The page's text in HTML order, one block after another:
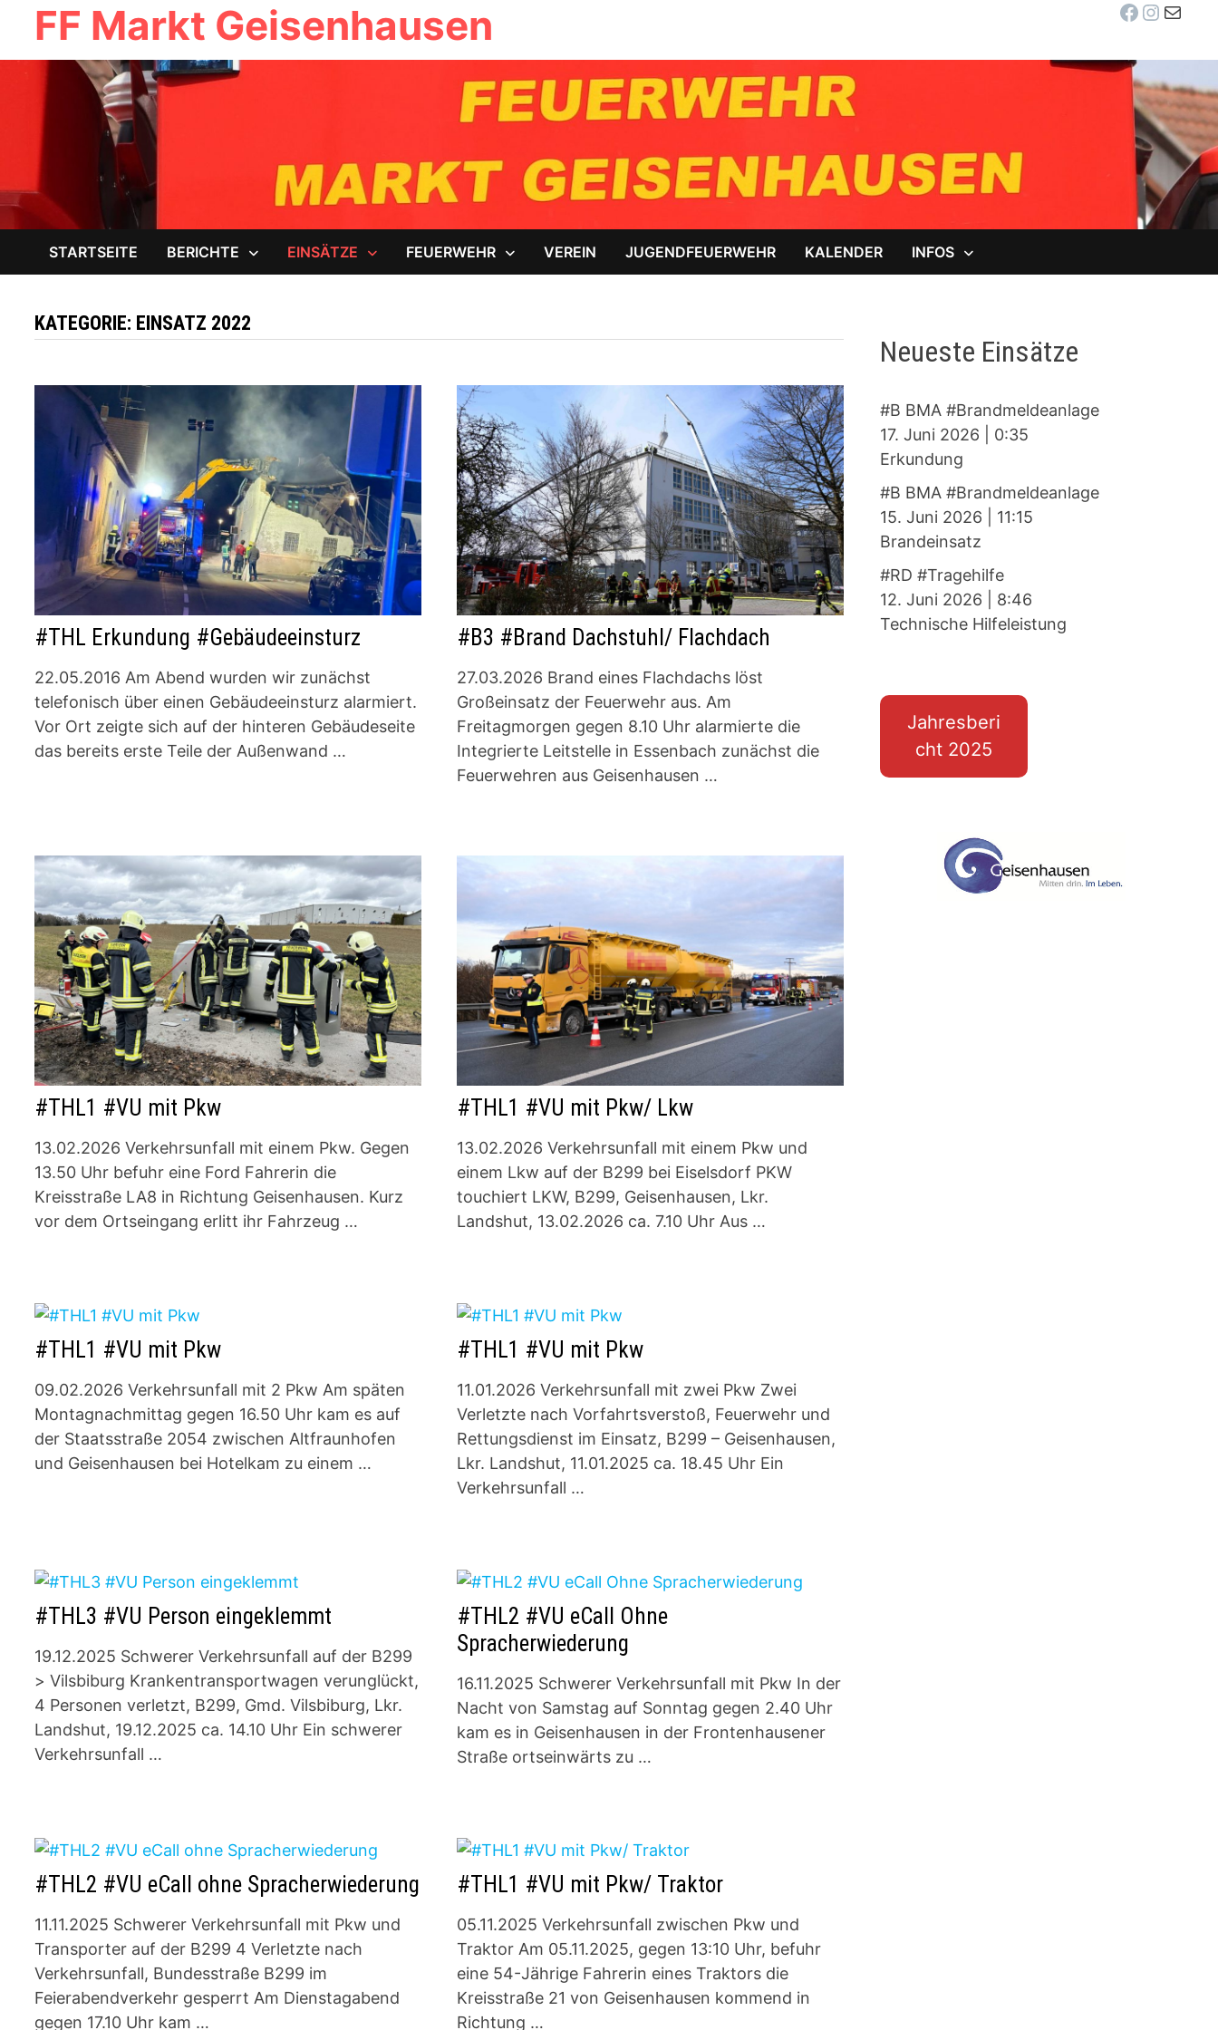
Inhalt
springen
FF Markt Geisenhausen Facebook
E-Mail
STARTSEITE BERICHTE EINSÄTZE FEUERWEHR VEREIN JUGENDFEUERWEHR KALENDER INFOS
KATEGORIE: EINSATZ 2022
#THL Erkundung #Gebäudeeinsturz
22.05.2016 Am Abend wurden wir zunächst
telefonisch über einen Gebäudeeinsturz alarmiert.
Vor Ort zeigte sich auf der hinteren Gebäudeseite
das bereits erste Teile der Außenwand …
#B3 #Brand Dachstuhl/ Flachdach
27.03.2026 Brand eines Flachdachs löst
Großeinsatz der Feuerwehr aus. Am
Freitagmorgen gegen 8.10 Uhr alarmierte die
Integrierte Leitstelle in Essenbach zunächst die
Feuerwehren aus Geisenhausen …
#THL1 #VU mit Pkw
13.02.2026 Verkehrsunfall mit einem Pkw. Gegen
13.50 Uhr befuhr eine Ford Fahrerin die
Kreisstraße LA8 in Richtung Geisenhausen. Kurz
vor dem Ortseingang erlitt ihr Fahrzeug …
#THL1 #VU mit Pkw/ Lkw
13.02.2026 Verkehrsunfall mit einem Pkw und
einem Lkw auf der B299 bei Eiselsdorf PKW
touchiert LKW, B299, Geisenhausen, Lkr.
Landshut, 13.02.2026 ca. 7.10 Uhr Aus …
#THL1 #VU mit Pkw
09.02.2026 Verkehrsunfall mit 2 Pkw Am späten
Montagnachmittag gegen 16.50 Uhr kam es auf
der Staatsstraße 2054 zwischen Altfraunhofen
und Geisenhausen bei Hotelkam zu einem …
#THL1 #VU mit Pkw
11.01.2026 Verkehrsunfall mit zwei Pkw Zwei
Verletzte nach Vorfahrtsverstoß, Feuerwehr und
Rettungsdienst im Einsatz, B299 – Geisenhausen,
Lkr. Landshut, 11.01.2025 ca. 18.45 Uhr Ein
Verkehrsunfall …
#THL3 #VU Person eingeklemmt
19.12.2025 Schwerer Verkehrsunfall auf der B299
> Vilsbiburg Krankentransportwagen verunglückt,
4 Personen verletzt, B299, Gmd. Vilsbiburg, Lkr.
Landshut, 19.12.2025 ca. 14.10 Uhr Ein schwerer
Verkehrsunfall …
#THL2 #VU eCall Ohne
Spracherwiederung
16.11.2025 Schwerer Verkehrsunfall mit Pkw In der
Nacht von Samstag auf Sonntag gegen 2.40 Uhr
kam es in Geisenhausen in der Frontenhausener
Straße ortseinwärts zu …
#THL2 #VU eCall ohne Spracherwiederung
11.11.2025 Schwerer Verkehrsunfall mit Pkw und
Transporter auf der B299 4 Verletzte nach
Verkehrsunfall, Bundesstraße B299 im
Feierabendverkehr gesperrt Am Dienstagabend
gegen 17.10 Uhr kam …
#THL1 #VU mit Pkw/ Traktor
05.11.2025 Verkehrsunfall zwischen Pkw und
Traktor Am 05.11.2025, gegen 13:10 Uhr, befuhr
eine 54-Jährige Fahrerin eines Traktors die
Kreisstraße 21 von Geisenhausen kommend in
Richtung …
Neueste Einsätze
#B BMA #Brandmeldeanlage
17. Juni 2026
0:35
Erkundung
#B BMA #Brandmeldeanlage
15. Juni 2026
11:15
Brandeinsatz
#RD #Tragehilfe
12. Juni 2026
8:46
Technische Hilfeleistung
Jahresberi
cht 2025